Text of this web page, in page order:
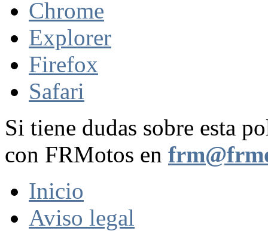
Chrome
Explorer
Firefox
Safari
Si tiene dudas sobre esta
con FRMotos en
Inicio
Aviso legal